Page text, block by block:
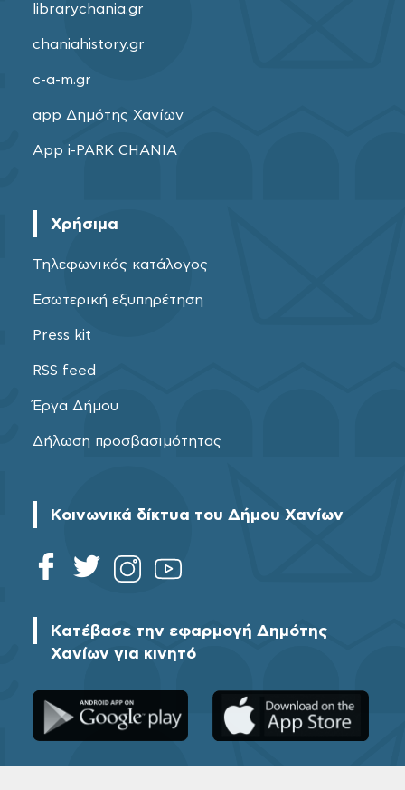
librarychania.gr
chaniahistory.gr
c-a-m.gr
app Δημότης Χανίων
App i-PARK CHANIA
Χρήσιμα
Τηλεφωνικός κατάλογος
Εσωτερική εξυπηρέτηση
Press kit
RSS feed
Έργα Δήμου
Δήλωση προσβασιμότητας
Κοινωνικά δίκτυα του Δήμου Χανίων
Κατέβασε την εφαρμογή Δημότης
Χανίων για κινητό